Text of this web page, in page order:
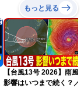
もっと見る
【台風13号 2026】雨風
影響はいつまで続く？／